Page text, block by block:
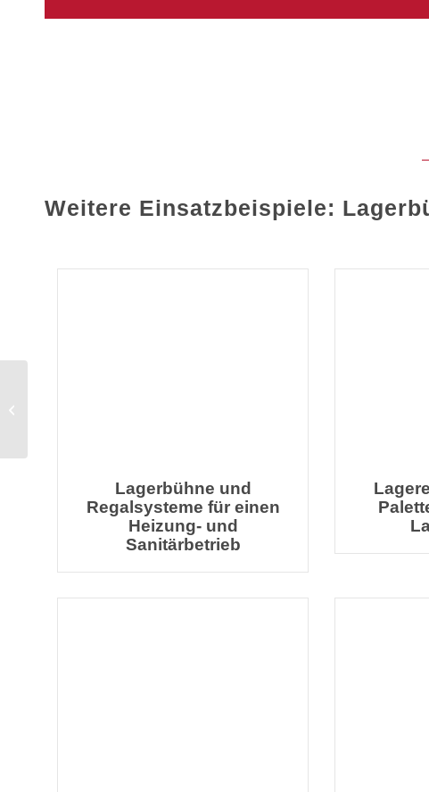
Weitere Einsatzbeispiele:
Lagerbühne und
Regalsysteme für einen
Heizung- und
Sanitärbetrieb